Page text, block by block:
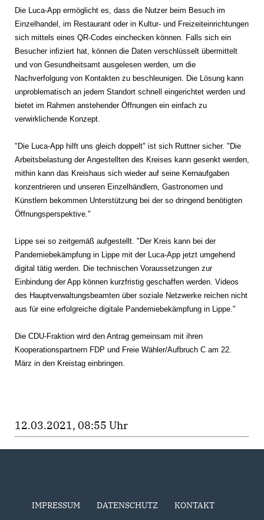
Die Luca-App ermöglicht es, dass die Nutzer beim Besuch im
Einzelhandel, im Restaurant oder in Kultur- und Freizeiteinrichtungen
sich mittels eines QR-Codes einchecken können. Falls sich ein
Besucher infiziert hat, können die Daten verschlüsselt übermittelt
und von Gesundheitsamt ausgelesen werden, um die
Nachverfolgung von Kontakten zu beschleunigen. Die Lösung kann
unproblematisch an jedem Standort schnell eingerichtet werden und
bietet im Rahmen anstehender Öffnungen ein einfach zu
verwirklichende Konzept.
"Die Luca-App hilft uns gleich doppelt" ist sich Ruttner sicher. "Die
Arbeitsbelastung der Angestellten des Kreises kann gesenkt werden,
mithin kann das Kreishaus sich wieder auf seine Kernaufgaben
konzentrieren und unseren Einzelhändlern, Gastronomen und
Künstlern bekommen Unterstützung bei der so dringend benötigten
Öffnungsperspektive."
Lippe sei so zeitgemäß aufgestellt. "Der Kreis kann bei der
Pandemiebekämpfung in Lippe mit der Luca-App jetzt umgehend
digital tätig werden. Die technischen Voraussetzungen zur
Einbindung der App können kurzfristig geschaffen werden. Videos
des Hauptverwaltungsbeamten über soziale Netzwerke reichen nicht
aus für eine erfolgreiche digitale Pandemiebekämpfung in Lippe."
Die CDU-Fraktion wird den Antrag gemeinsam mit ihren
Kooperationspartnern FDP und Freie Wähler/Aufbruch C am 22.
März in den Kreistag einbringen.
12.03.2021, 08:55 Uhr
IMPRESSUM DATENSCHUTZ KONTAKT